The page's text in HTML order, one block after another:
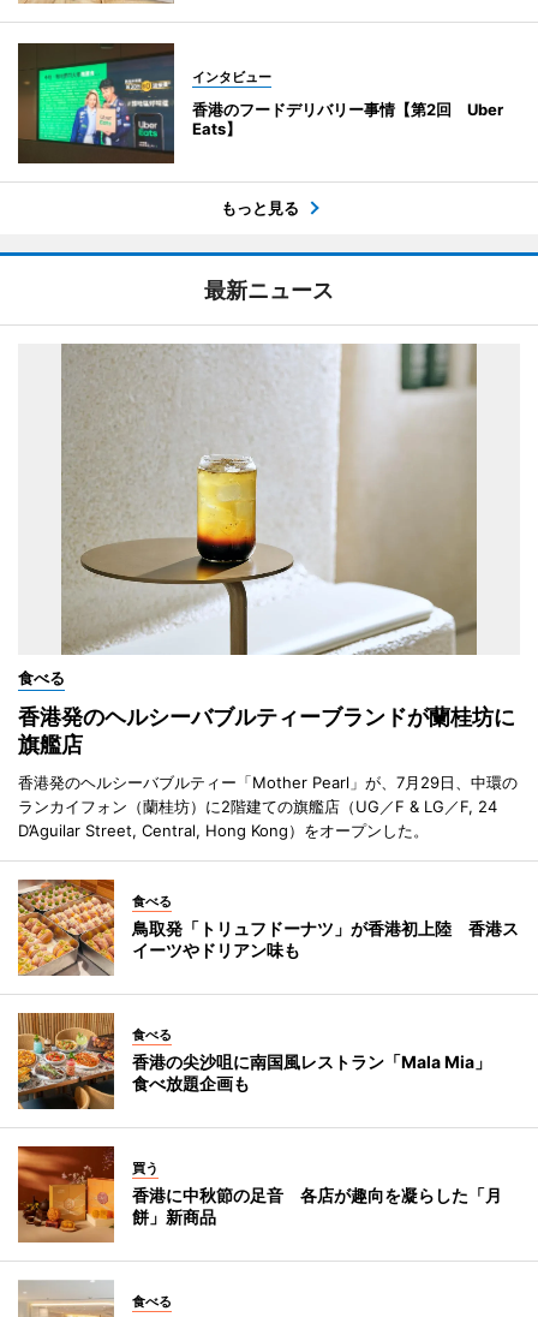
インタビュー
香港のフードデリバリー事情【第2回 Uber
Eats】
もっと見る
最新ニュース
食べる
香港発のヘルシーバブルティーブランドが蘭桂坊に
旗艦店
香港発のヘルシーバブルティー「Mother Pearl」が、7月29日、中環の
ランカイフォン（蘭桂坊）に2階建ての旗艦店（UG／F & LG／F, 24
D’Aguilar Street, Central, Hong Kong）をオープンした。
食べる
鳥取発「トリュフドーナツ」が香港初上陸 香港ス
イーツやドリアン味も
食べる
香港の尖沙咀に南国風レストラン「Mala Mia」
食べ放題企画も
買う
香港に中秋節の足音 各店が趣向を凝らした「月
餅」新商品
食べる